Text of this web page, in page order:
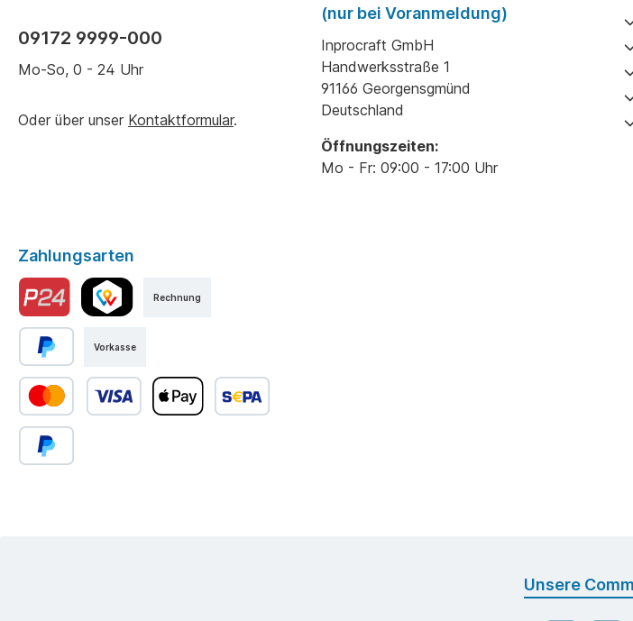
09172 9999-000
Mo-So, 0 - 24 Uhr
Oder über unser Kontaktformular.
(nur bei Voranmeldung)
Inprocraft GmbH
Handwerksstraße 1
91166 Georgensgmünd
Deutschland
Öffnungszeiten:
Mo - Fr: 09:00 - 17:00 Uhr
Zahlungsarten
Vorkasse
Rechnung
Unsere